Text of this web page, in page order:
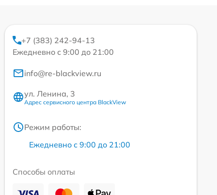
+7 (383) 242-94-13
Ежедневно с 9:00 до 21:00
info@re-blackview.ru
ул. Ленина, 3
Адрес сервисного центра BlackView
Режим работы:
Ежедневно с 9:00 до 21:00
Способы оплаты